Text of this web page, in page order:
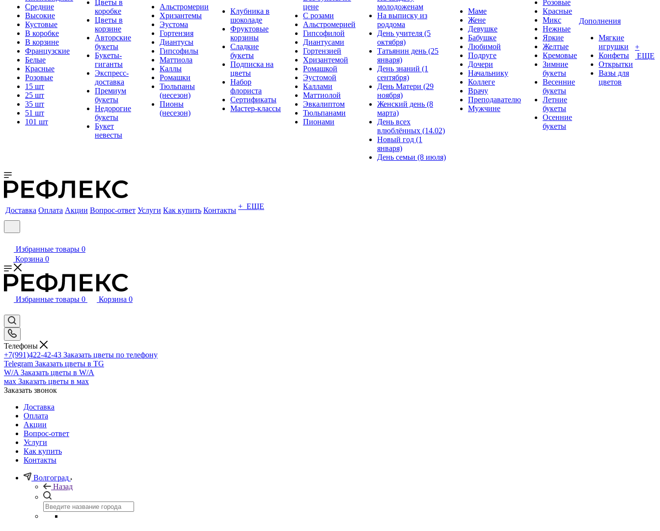
Средние
Высокие
Кустовые
В коробке
В корзине
Французские
Белые
Красные
Розовые
15 шт
25 шт
35 шт
51 шт
101 шт
Цветы в
коробке
Цветы в
корзине
Авторские
букеты
Букеты-
гиганты
Экспресс-
доставка
Премиум
букеты
Недорогие
букеты
Букет
невесты
Альстромерии
Хризантемы
Эустома
Гортензия
Диантусы
Гипсофилы
Маттиола
Каллы
Ромашки
Тюльпаны
(несезон)
Пионы
(несезон)
Клубника в
шоколаде
Фруктовые
корзины
Сладкие
букеты
Подписка на
цветы
Набор
флориста
Сертификаты
Мастер-классы
цене
С розами
Альстромерией
Гипсофилой
Диантусами
Гортензией
Хризантемой
Ромашкой
Эустомой
Каллами
Маттиолой
Эвкалиптом
Тюльпанами
Пионами
молодоженам
На выписку из
роддома
День учителя (5
октября)
Татьянин день (25
января)
День знаний (1
сентября)
День Матери (29
ноября)
Женский день (8
марта)
День всех
влюблённых (14.02)
Новый год (1
января)
День семьи (8 июля)
Маме
Жене
Девушке
Бабушке
Любимой
Подруге
Дочери
Начальнику
Коллеге
Врачу
Преподавателю
Мужчине
Розовые
Красные
Микс
Нежные
Яркие
Желтые
Кремовые
Зимние
букеты
Весенние
букеты
Летние
букеты
Осенние
букеты
Дополнения
Мягкие
игрушки
Конфеты
Открытки
Вазы для
цветов
+
ЕЩЕ
Доставка Оплата Акции Вопрос-ответ Услуги Как купить Контакты + ЕЩЕ
Избранные товары 0
Корзина 0
Избранные товары 0 Корзина 0
Телефоны
+7(991)422-42-43 Заказать цветы по телефону
Telegram Заказать цветы в TG
W/A Заказать цветы в W/A
мах Заказать цветы в мах
Заказать звонок
Доставка
Оплата
Акции
Вопрос-ответ
Услуги
Как купить
Контакты
Волгоград
Назад